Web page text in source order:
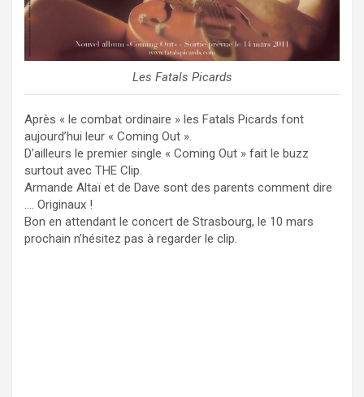
Les Fatals Picards
Après « le combat ordinaire » les Fatals Picards font
aujourd’hui leur « Coming Out ».
D’ailleurs le premier single « Coming Out » fait le buzz
surtout avec THE Clip.
Armande Altaï et de Dave sont des parents comment dire
…. Originaux !
Bon en attendant le concert de Strasbourg, le 10 mars
prochain n’hésitez pas à regarder le clip.